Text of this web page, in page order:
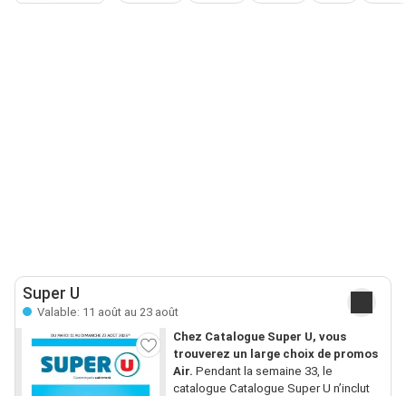
Super U
Valable: 11 août au 23 août
Chez Catalogue Super U, vous
trouverez un large choix de promos
Air. Pendant la semaine 33, le
catalogue Catalogue Super U n’inclut